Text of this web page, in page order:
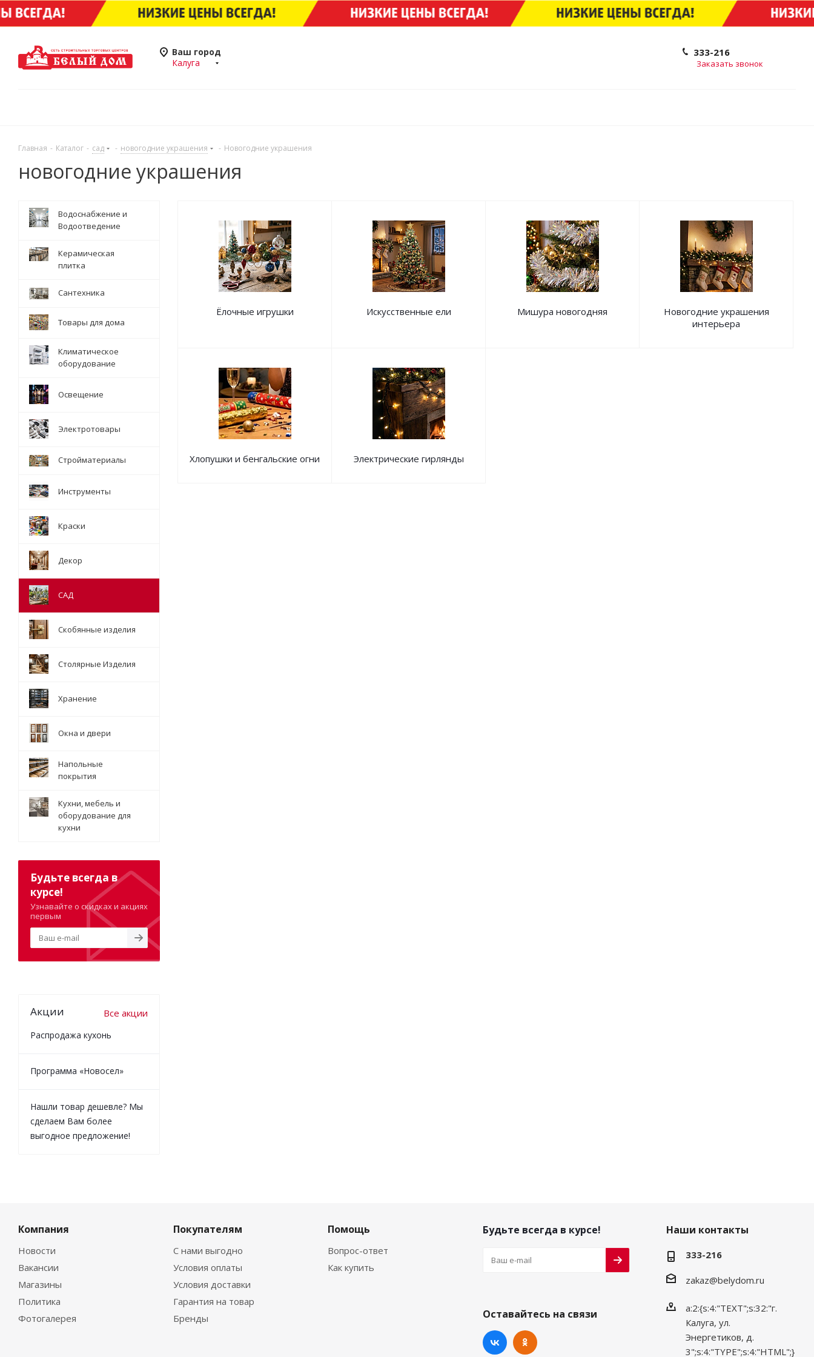
Ваш город
Калуга
333-216
Заказать звонок
Главная - Каталог - сад - новогодние украшения - Новогодние украшения
новогодние украшения
Ёлочные игрушки Искусственные ели Мишура новогодняя
Новогодние украшения
интерьера
Хлопушки и бенгальские огни Электрические гирлянды
Водоснабжение и
Водоотведение
Керамическая
плитка
Сантехника
Товары для дома
Климатическое
оборудование
Освещение
Электротовары
Стройматериалы
Инструменты
Краски
Декор
САД
Скобянные изделия
Столярные Изделия
Хранение
Окна и двери
Напольные
покрытия
Кухни, мебель и
оборудование для
кухни
Будьте всегда в
курсе!
Узнавайте о скидках и акциях
первым
Акции Все акции
Распродажа кухонь
Программа «Новосел»
Нашли товар дешевле? Мы
сделаем Вам более
выгодное предложение!
Компания
Новости
Вакансии
Магазины
Политика
Фотогалерея
Покупателям
С нами выгодно
Условия оплаты
Условия доставки
Гарантия на товар
Бренды
Помощь
Вопрос-ответ
Как купить
Будьте всегда в курсе!
Оставайтесь на связи
Наши контакты
333-216
zakaz@belydom.ru
a:2:{s:4:"TEXT";s:32:"г.
Калуга, ул.
Энергетиков, д.
3";s:4:"TYPE";s:4:"HTML";}